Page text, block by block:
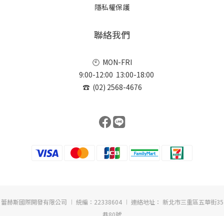
隱私權保護
聯絡我們
🕙 MON-FRI
9:00-12:00 13:00-18:00
☎ (02) 2568-4676
蕾赫斯國際開發有限公司 ︱ 統編：22338604 ︱ 連絡地址： 新北市三重區五華街35
巷80號